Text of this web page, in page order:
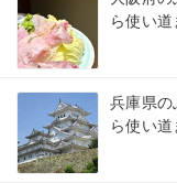
ら使い道
兵庫県の
ら使い道